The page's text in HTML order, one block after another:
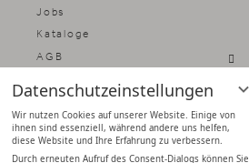
Datenschutzeinstellungen
Wir nutzen Cookies auf unserer Website. Einige von
ihnen sind essenziell, während andere uns helfen,
diese Website und Ihre Erfahrung zu verbessern.
Durch erneuten Aufruf des Consent-Dialogs können Sie
Jobs
Kataloge
AGB
Datenschutz
Datenschutz­einstellungen